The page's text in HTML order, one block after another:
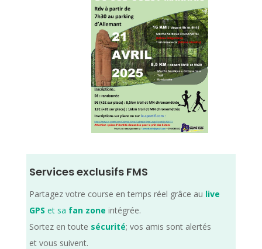
Services exclusifs FMS
Partagez votre course en temps réel grâce au live
GPS et sa fan zone intégrée.
Sortez en toute sécurité; vos amis sont alertés
et vous suivent.